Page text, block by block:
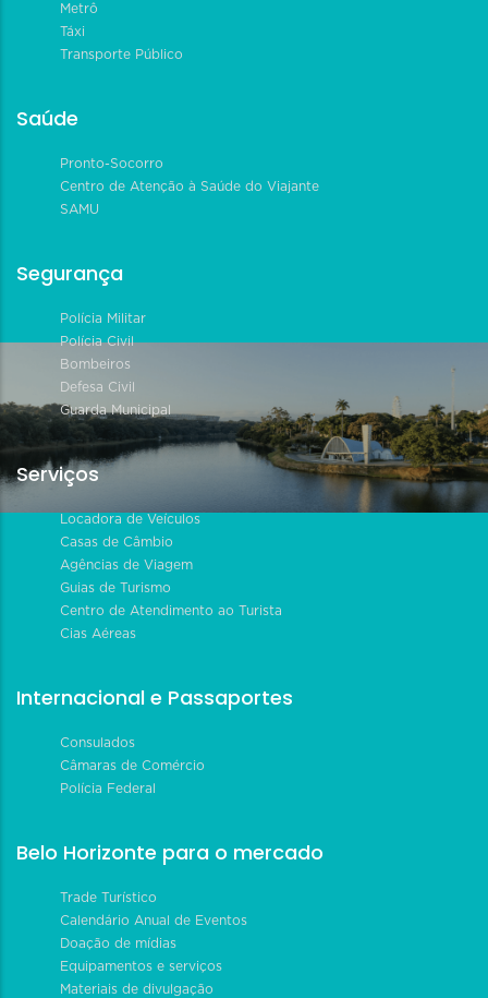
Metrô
Táxi
Transporte Público
Saúde
Pronto-Socorro
Centro de Atenção à Saúde do Viajante
SAMU
Segurança
Polícia Militar
Polícia Civil
Bombeiros
Defesa Civil
Guarda Municipal
Serviços
Locadora de Veículos
Casas de Câmbio
Agências de Viagem
Guias de Turismo
Centro de Atendimento ao Turista
Cias Aéreas
Internacional e Passaportes
Consulados
Câmaras de Comércio
Polícia Federal
Belo Horizonte para o mercado
Trade Turístico
Calendário Anual de Eventos
Doação de mídias
Equipamentos e serviços
Materiais de divulgação